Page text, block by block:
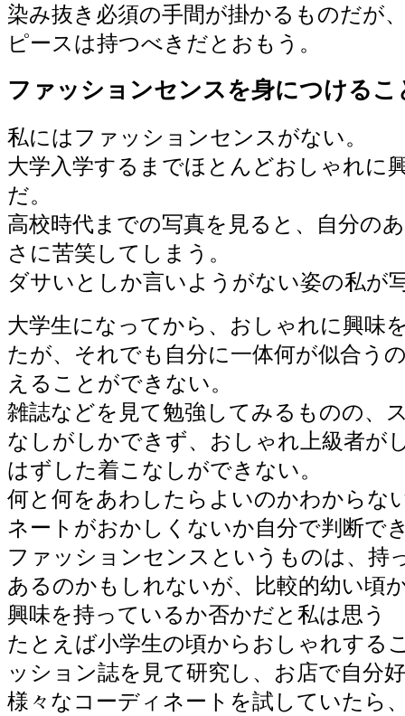
染み抜き必須の手間が掛かるものだが
ピースは持つべきだとおもう。
ファッションセンスを身につけるこ
私にはファッションセンスがない。
大学入学するまでほとんどおしゃれに
だ。
高校時代までの写真を見ると、自分の
さに苦笑してしまう。
ダサいとしか言いようがない姿の私が
大学生になってから、おしゃれに興味
たが、それでも自分に一体何が似合う
えることができない。
雑誌などを見て勉強してみるものの、
なしがしかできず、おしゃれ上級者が
はずした着こなしができない。
何と何をあわしたらよいのかわからな
ネートがおかしくないか自分で判断で
ファッションセンスというものは、持
あるのかもしれないが、比較的幼い頃
興味を持っているか否かだと私は思う
たとえば小学生の頃からおしゃれする
ッション誌を見て研究し、お店で自分
様々なコーディネートを試していたら